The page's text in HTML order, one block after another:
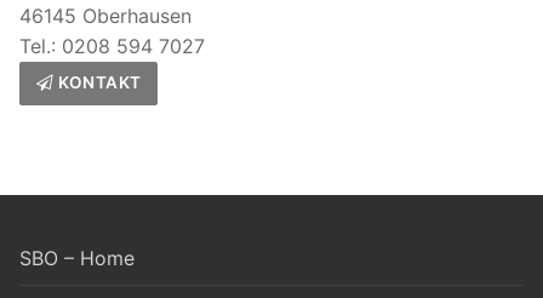
46145 Oberhausen
Tel.: 0208 594 7027
KONTAKT
SBO – Home